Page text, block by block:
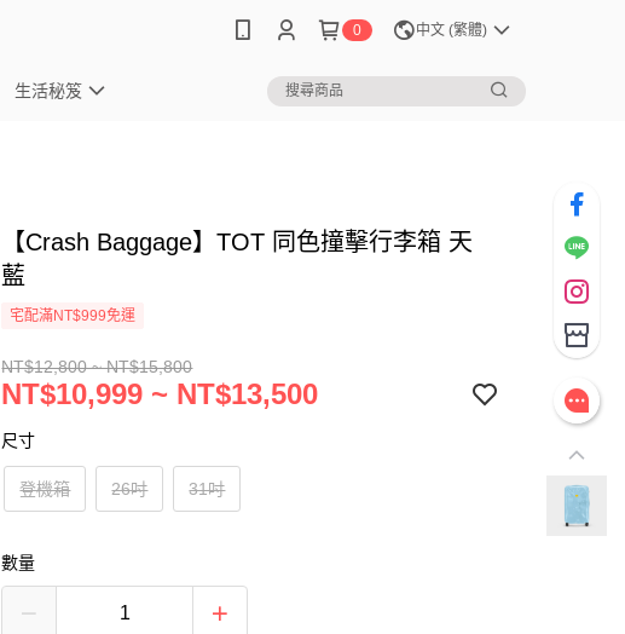
0 中文 (繁體)
生活秘笈
【Crash Baggage】TOT 同色撞擊行李箱 天
藍
宅配滿NT$999免運
NT$12,800 ~ NT$15,800
NT$10,999 ~ NT$13,500
尺寸
登機箱 26吋 31吋
數量